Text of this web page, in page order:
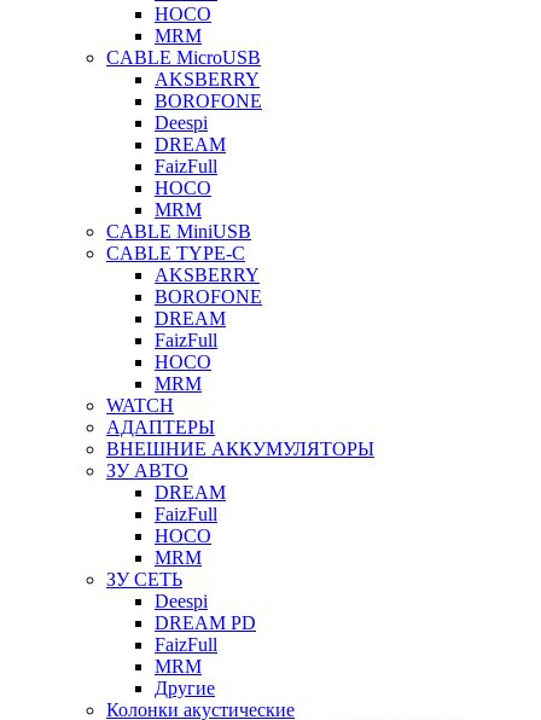
HOCO
MRM
CABLE MicroUSB
AKSBERRY
BOROFONE
Deespi
DREAM
FaizFull
HOCO
MRM
CABLE MiniUSB
CABLE TYPE-C
AKSBERRY
BOROFONE
DREAM
FaizFull
HOCO
MRM
WATCH
АДАПТЕРЫ
ВНЕШНИЕ АККУМУЛЯТОРЫ
ЗУ АВТО
DREAM
FaizFull
HOCO
MRM
ЗУ СЕТЬ
Deespi
DREAM PD
FaizFull
MRM
Другие
Колонки акустические